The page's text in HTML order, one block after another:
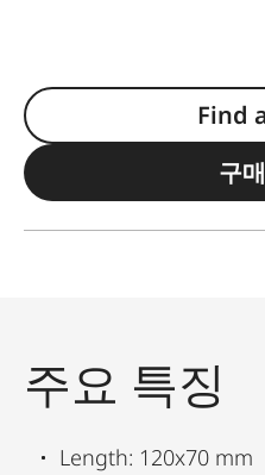
Find
구
주요 특징
Length: 120x70 mm